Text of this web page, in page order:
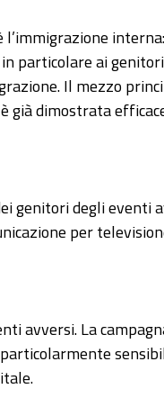
particolare ai
Il mezzo
già dimostrata
genitori degli eventi
per
avversi. La